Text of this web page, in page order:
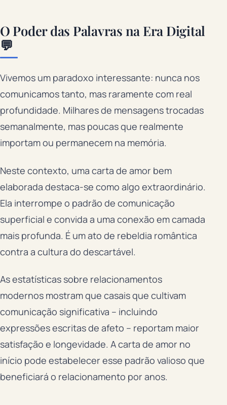
O Poder das Palavras na Era Digital
💬
Vivemos um paradoxo interessante: nunca nos
comunicamos tanto, mas raramente com real
profundidade. Milhares de mensagens trocadas
semanalmente, mas poucas que realmente
importam ou permanecem na memória.
Neste contexto, uma carta de amor bem
elaborada destaca-se como algo extraordinário.
Ela interrompe o padrão de comunicação
superficial e convida a uma conexão em camada
mais profunda. É um ato de rebeldia romântica
contra a cultura do descartável.
As estatísticas sobre relacionamentos
modernos mostram que casais que cultivam
comunicação significativa – incluindo
expressões escritas de afeto – reportam maior
satisfação e longevidade. A carta de amor no
início pode estabelecer esse padrão valioso que
beneficiará o relacionamento por anos.